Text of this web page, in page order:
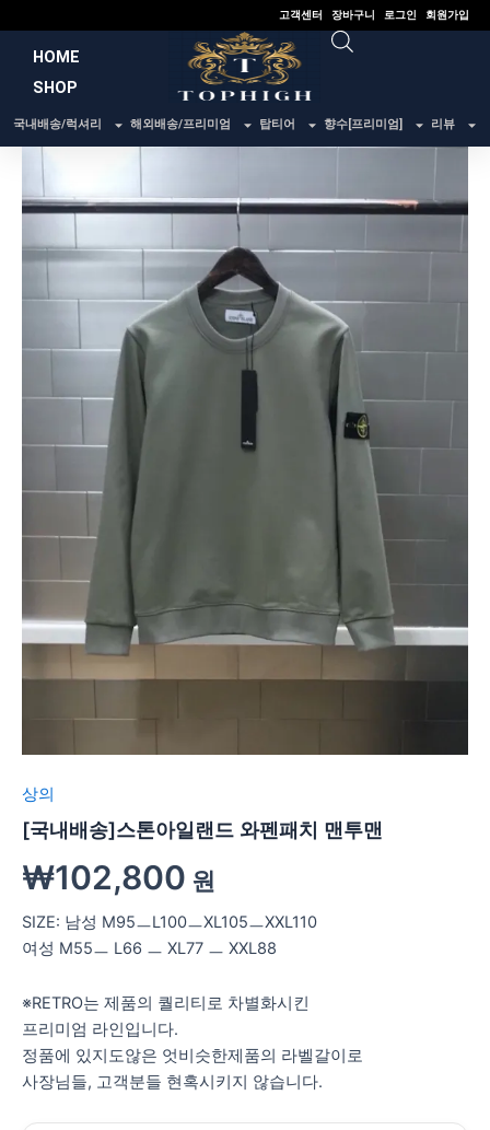
건
너
고객센터 장바구니 로그인 회원가입
HOME
SHOP
국내배송/럭셔리 해외배송/프리미엄 탑티어 향수[프리미엄] 리뷰
상의
[국내배송]스톤아일랜드 와펜패치 맨투맨
₩102,800 원
SIZE: 남성 M95ㅡL100ㅡXL105ㅡXXL110
여성 M55ㅡ L66 ㅡ XL77 ㅡ XXL88
※RETRO는 제품의 퀄리티로 차별화시킨
프리미엄 라인입니다.
정품에 있지도않은 엇비슷한제품의 라벨갈이로
사장님들, 고객분들 현혹시키지 않습니다.